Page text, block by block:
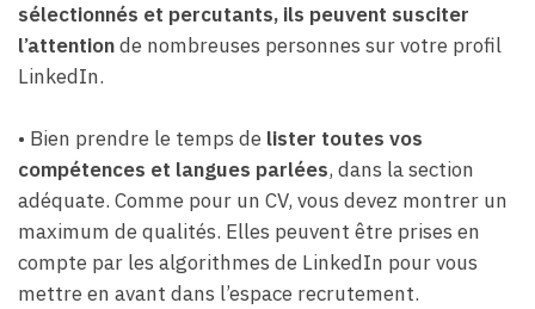
sélectionnés et percutants, ils peuvent susciter
l’attentionde nombreuses personnes sur votre profil
LinkedIn.
• Bien prendre le temps de lister toutes vos
compétences et langues parlées, dans la section
adéquate. Comme pour un CV, vous devez montrer un
maximum de qualités. Elles peuvent être prises en
compte par les algorithmes de LinkedIn pour vous
mettre en avant dans l’espace recrutement.